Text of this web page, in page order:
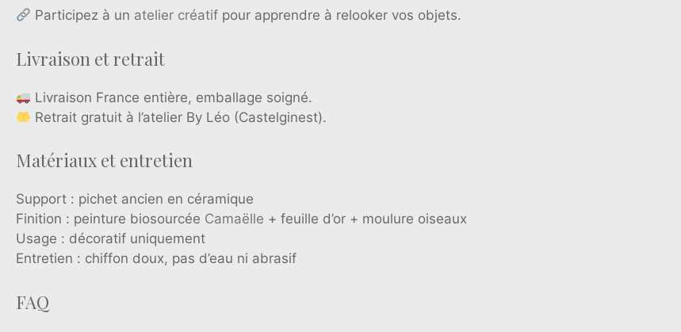
Participez à un atelier créatif pour apprendre à relooker vos objets.
Livraison et retrait
Livraison France entière, emballage soigné.
Retrait gratuit à l’atelier By Léo (Castelginest).
Matériaux et entretien
Support : pichet ancien en céramique
Finition : peinture biosourcée Camaëlle + feuille d’or + moulure oiseaux
Usage : décoratif uniquement
Entretien : chiffon doux, pas d’eau ni abrasif
FAQ